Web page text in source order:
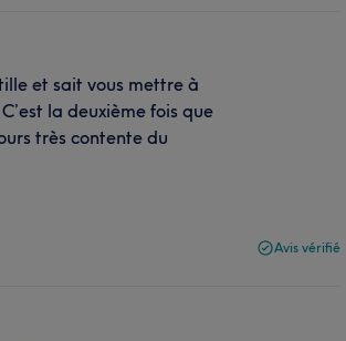
et sait vous mettre à
la deuxième fois que
très contente du
Avis vérifié